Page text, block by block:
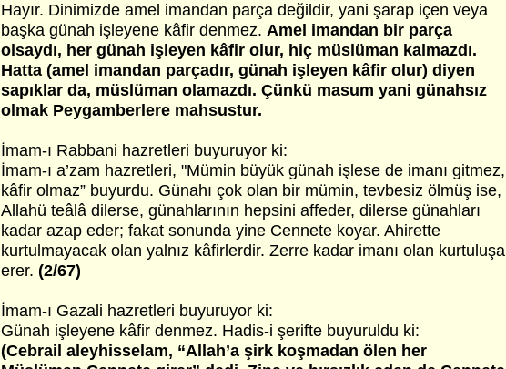
Hayır. Dinimizde amel imandan parça değildir, yani şarap içen veya
başka günah işleyene kâfir denmez. Amel imandan bir parça
olsaydı, her günah işleyen kâfir olur, hiç müslüman kalmazdı.
Hatta (amel imandan parçadır, günah işleyen kâfir olur) diyen
sapıklar da, müslüman olamazdı. Çünkü masum yani günahsız
olmak Peygamberlere mahsustur.
İmam-ı Rabbani hazretleri buyuruyor ki:
İmam-ı a’zam hazretleri, "Mümin büyük günah işlese de imanı gitmez,
kâfir olmaz” buyurdu. Günahı çok olan bir mümin, tevbesiz ölmüş ise,
Allahü teâlâ dilerse, günahlarının hepsini affeder, dilerse günahları
kadar azap eder; fakat sonunda yine Cennete koyar. Ahirette
kurtulmayacak olan yalnız kâfirlerdir. Zerre kadar imanı olan kurtuluşa
erer. (2/67)
İmam-ı Gazali hazretleri buyuruyor ki:
Günah işleyene kâfir denmez. Hadis-i şerifte buyuruldu ki:
(Cebrail aleyhisselam, “Allah’a şirk koşmadan ölen her